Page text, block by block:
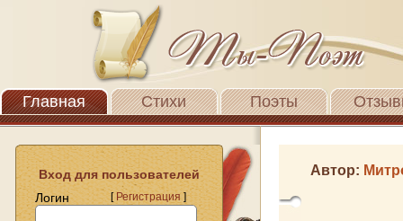
Главная Стихи Поэты
Вход для пользователей
Логин
[Регистрация]
Автор: